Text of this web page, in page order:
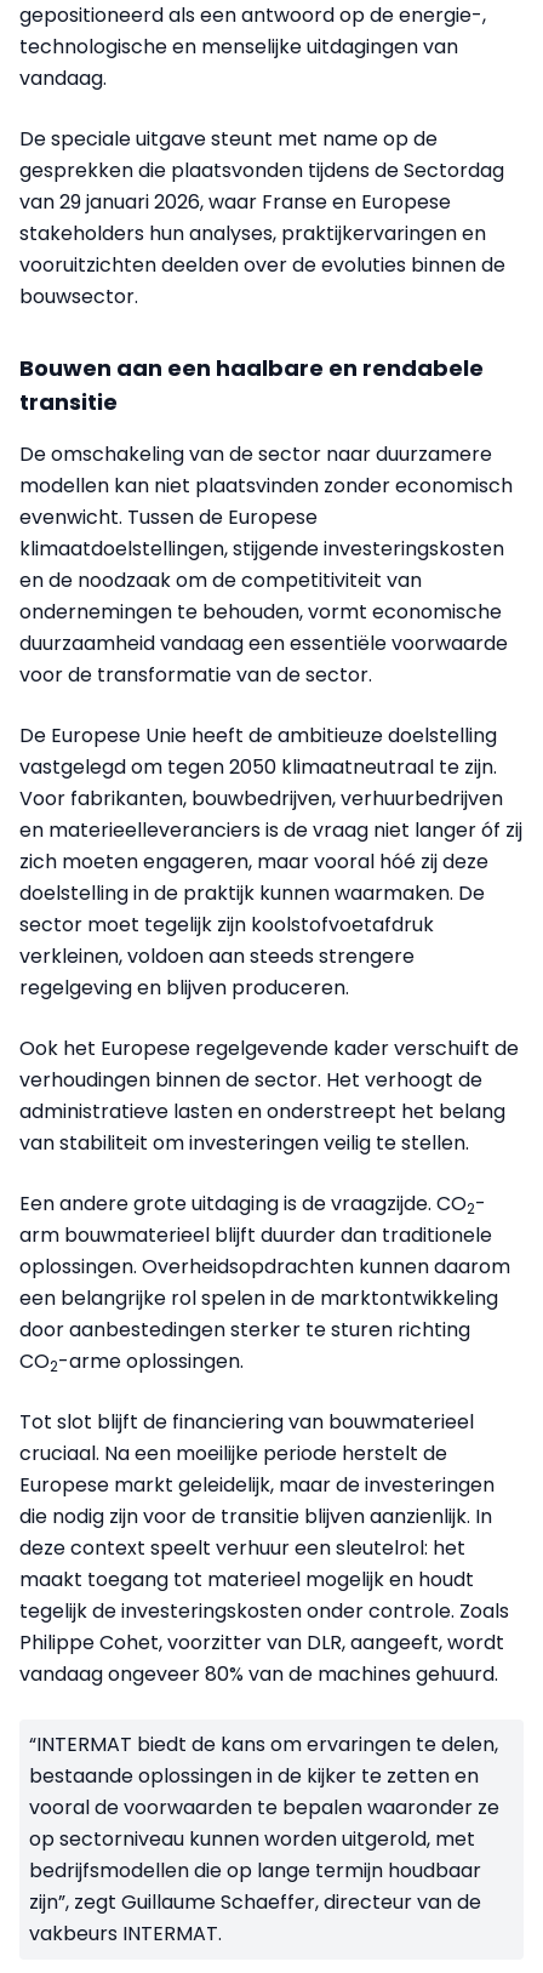
gepositioneerd als een antwoord op de energie-,
technologische en menselijke uitdagingen van
vandaag.
De speciale uitgave steunt met name op de
gesprekken die plaatsvonden tijdens de Sectordag
van 29 januari 2026, waar Franse en Europese
stakeholders hun analyses, praktijkervaringen en
vooruitzichten deelden over de evoluties binnen de
bouwsector.
Bouwen aan een haalbare en rendabele
transitie
De omschakeling van de sector naar duurzamere
modellen kan niet plaatsvinden zonder economisch
evenwicht. Tussen de Europese
klimaatdoelstellingen, stijgende investeringskosten
en de noodzaak om de competitiviteit van
ondernemingen te behouden, vormt economische
duurzaamheid vandaag een essentiële voorwaarde
voor de transformatie van de sector.
De Europese Unie heeft de ambitieuze doelstelling
vastgelegd om tegen 2050 klimaatneutraal te zijn.
Voor fabrikanten, bouwbedrijven, verhuurbedrijven
en materieelleveranciers is de vraag niet langer óf zij
zich moeten engageren, maar vooral hóé zij deze
doelstelling in de praktijk kunnen waarmaken. De
sector moet tegelijk zijn koolstofvoetafdruk
verkleinen, voldoen aan steeds strengere
regelgeving en blijven produceren.
Ook het Europese regelgevende kader verschuift de
verhoudingen binnen de sector. Het verhoogt de
administratieve lasten en onderstreept het belang
van stabiliteit om investeringen veilig te stellen.
Een andere grote uitdaging is de vraagzijde. CO2-
arm bouwmaterieel blijft duurder dan traditionele
oplossingen. Overheidsopdrachten kunnen daarom
een belangrijke rol spelen in de marktontwikkeling
door aanbestedingen sterker te sturen richting
CO2-arme oplossingen.
Tot slot blijft de financiering van bouwmaterieel
cruciaal. Na een moeilijke periode herstelt de
Europese markt geleidelijk, maar de investeringen
die nodig zijn voor de transitie blijven aanzienlijk. In
deze context speelt verhuur een sleutelrol: het
maakt toegang tot materieel mogelijk en houdt
tegelijk de investeringskosten onder controle. Zoals
Philippe Cohet, voorzitter van DLR, aangeeft, wordt
vandaag ongeveer 80% van de machines gehuurd.
“INTERMAT biedt de kans om ervaringen te delen,
bestaande oplossingen in de kijker te zetten en
vooral de voorwaarden te bepalen waaronder ze
op sectorniveau kunnen worden uitgerold, met
bedrijfsmodellen die op lange termijn houdbaar
zijn”, zegt Guillaume Schaeffer, directeur van de
vakbeurs INTERMAT.